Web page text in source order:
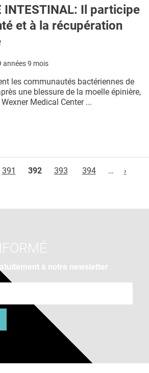
INTESTINAL: Il participe
et à la récupération
années 9 mois
les communautés bactériennes de
une blessure de la moelle épinière,
Medical Center ...
391 392 393 394 … ›
à notre newsletter